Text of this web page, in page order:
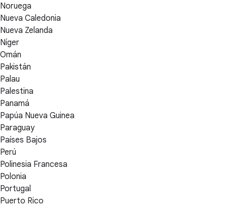
Noruega
Nueva Caledonia
Nueva Zelanda
Níger
Omán
Pakistán
Palau
Palestina
Panamá
Papúa Nueva Guinea
Paraguay
Países Bajos
Perú
Polinesia Francesa
Polonia
Portugal
Puerto Rico